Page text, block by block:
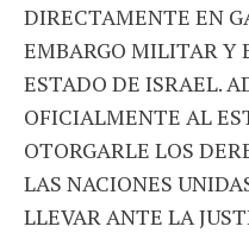
DIRECTAMENTE EN
EMBARGO MILITAR Y
ESTADO DE ISRAEL.
OFICIALMENTE AL
OTORGARLE LOS
LAS NACIONES
LLEVAR ANTE LA